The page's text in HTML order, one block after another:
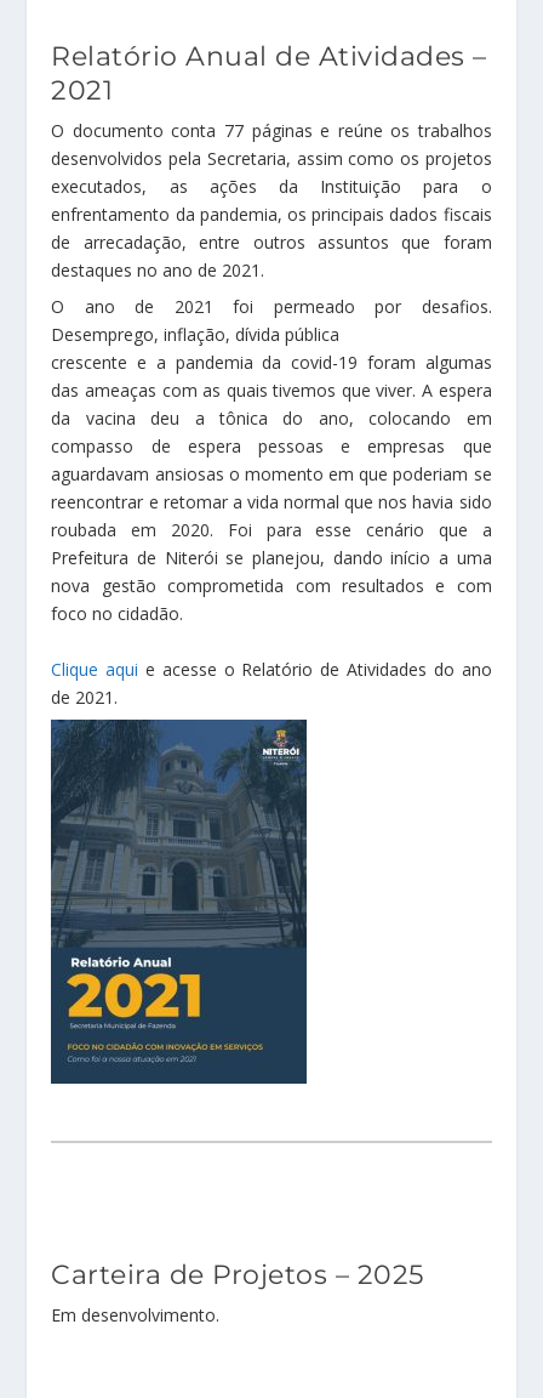
Relatório Anual de Atividades –
2021
O documento conta 77 páginas e reúne os trabalhos
desenvolvidos pela Secretaria, assim como os projetos
executados, as ações da Instituição para o
enfrentamento da pandemia, os principais dados fiscais
de arrecadação, entre outros assuntos que foram
destaques no ano de 2021.
O ano de 2021 foi permeado por desafios.
Desemprego, inflação, dívida pública
crescente e a pandemia da covid-19 foram algumas
das ameaças com as quais tivemos que viver. A espera
da vacina deu a tônica do ano, colocando em
compasso de espera pessoas e empresas que
aguardavam ansiosas o momento em que poderiam se
reencontrar e retomar a vida normal que nos havia sido
roubada em 2020. Foi para esse cenário que a
Prefeitura de Niterói se planejou, dando início a uma
nova gestão comprometida com resultados e com
foco no cidadão.
Clique aqui e acesse o Relatório de Atividades do ano
de 2021.
Carteira de Projetos – 2025
Em desenvolvimento.